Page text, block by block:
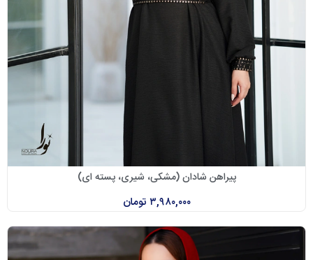
پیراهن شادان (مشکی، شیری، پسته ای)
۳,۹۸۰,۰۰۰ تومان